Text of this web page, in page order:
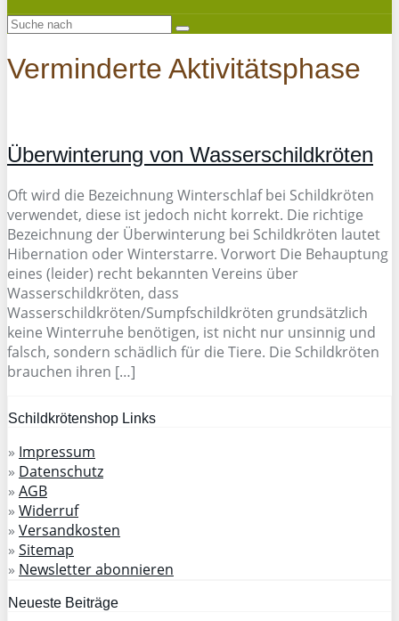
Verminderte Aktivitätsphase
Überwinterung von Wasserschildkröten
Oft wird die Bezeichnung Winterschlaf bei Schildkröten
verwendet, diese ist jedoch nicht korrekt. Die richtige
Bezeichnung der Überwinterung bei Schildkröten lautet
Hibernation oder Winterstarre. Vorwort Die Behauptung
eines (leider) recht bekannten Vereins über
Wasserschildkröten, dass
Wasserschildkröten/Sumpfschildkröten grundsätzlich
keine Winterruhe benötigen, ist nicht nur unsinnig und
falsch, sondern schädlich für die Tiere. Die Schildkröten
brauchen ihren […]
Schildkrötenshop Links
» Impressum
» Datenschutz
» AGB
» Widerruf
» Versandkosten
» Sitemap
» Newsletter abonnieren
Neueste Beiträge